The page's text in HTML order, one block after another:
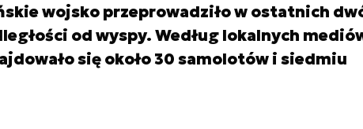
wojsko przeprowadziło w ostatnich
od wyspy. Według lokalnych
się około 30 samolotów i siedmiu